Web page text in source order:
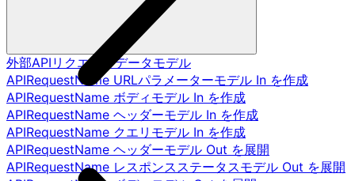
外部APIリクエストデータモデル
APIRequestName URLパラメーターモデル In を作成
APIRequestName ボディモデル In を作成
APIRequestName ヘッダーモデル In を作成
APIRequestName クエリモデル In を作成
APIRequestName ヘッダーモデル Out を展開
APIRequestName レスポンスステータスモデル Out を展開